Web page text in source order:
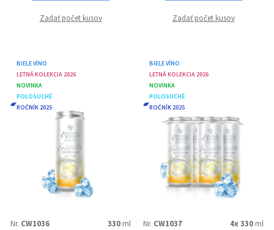
Zadať počet kusov Zadať počet kusov
BIELE VÍNO
LETNÁ KOLEKCIA 2026
NOVINKA
POLOSUCHÉ
ROČNÍK 2025
Nr. CW1036 330 ml
BIELE VÍNO
LETNÁ KOLEKCIA 2026
NOVINKA
POLOSUCHÉ
ROČNÍK 2025
Nr. CW1037 4x 330 ml